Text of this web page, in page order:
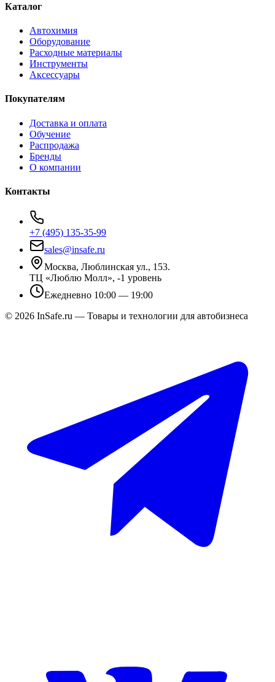
Каталог
Автохимия
Оборудование
Расходные материалы
Инструменты
Аксессуары
Покупателям
Доставка и оплата
Обучение
Распродажа
Бренды
О компании
Контакты
+7 (495) 135-35-99
sales@insafe.ru
Москва, Люблинская ул., 153.
ТЦ «Люблю Молл», -1 уровень
Ежедневно 10:00 — 19:00
© 2026 InSafe.ru — Товары и технологии для автобизнеса